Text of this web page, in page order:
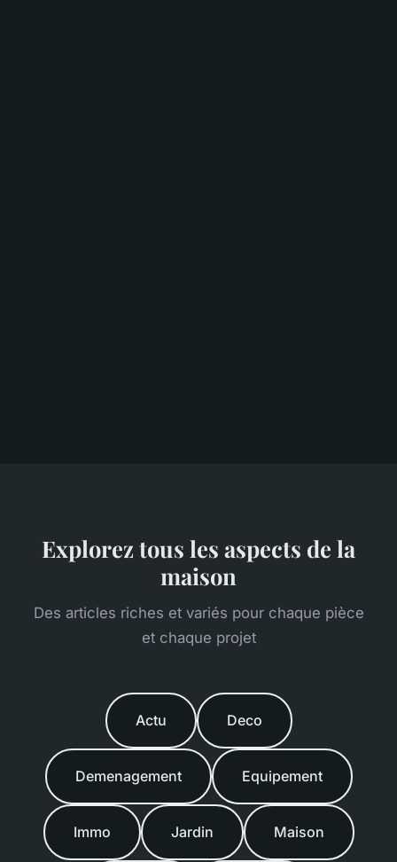
Explorez tous les aspects de la
maison
Des articles riches et variés pour chaque pièce
et chaque projet
Actu Deco
Demenagement Equipement
Immo Jardin Maison